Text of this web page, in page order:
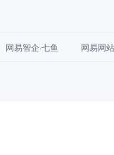
网易智企·七鱼 网易网